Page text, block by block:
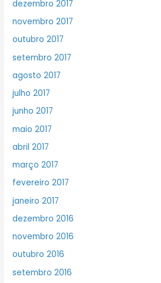
dezembro 2017
novembro 2017
outubro 2017
setembro 2017
agosto 2017
julho 2017
junho 2017
maio 2017
abril 2017
março 2017
fevereiro 2017
janeiro 2017
dezembro 2016
novembro 2016
outubro 2016
setembro 2016